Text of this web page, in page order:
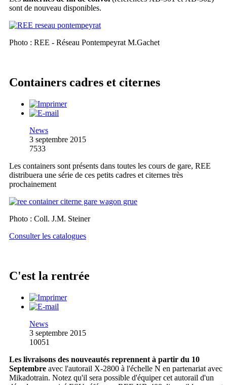
sont de nouveau disponibles.
Photo : REE - Réseau Pontempeyrat M.Gachet
Containers cadres et citernes
News
3 septembre 2015
7533
Les containers sont présents dans toutes les cours de gare, REE
distribuera une série de ces petits cadres et citernes très
prochainement
Photo : Coll. J.M. Steiner
Consulter les catalogues
C'est la rentrée
News
3 septembre 2015
10051
Les livraisons des nouveautés reprennent à partir du 10
Septembre avec l'autorail X-2800 à l'échelle N en partenariat avec
Mikadotrain. Notez qu'il sera possible d'équiper cet autorail d'un